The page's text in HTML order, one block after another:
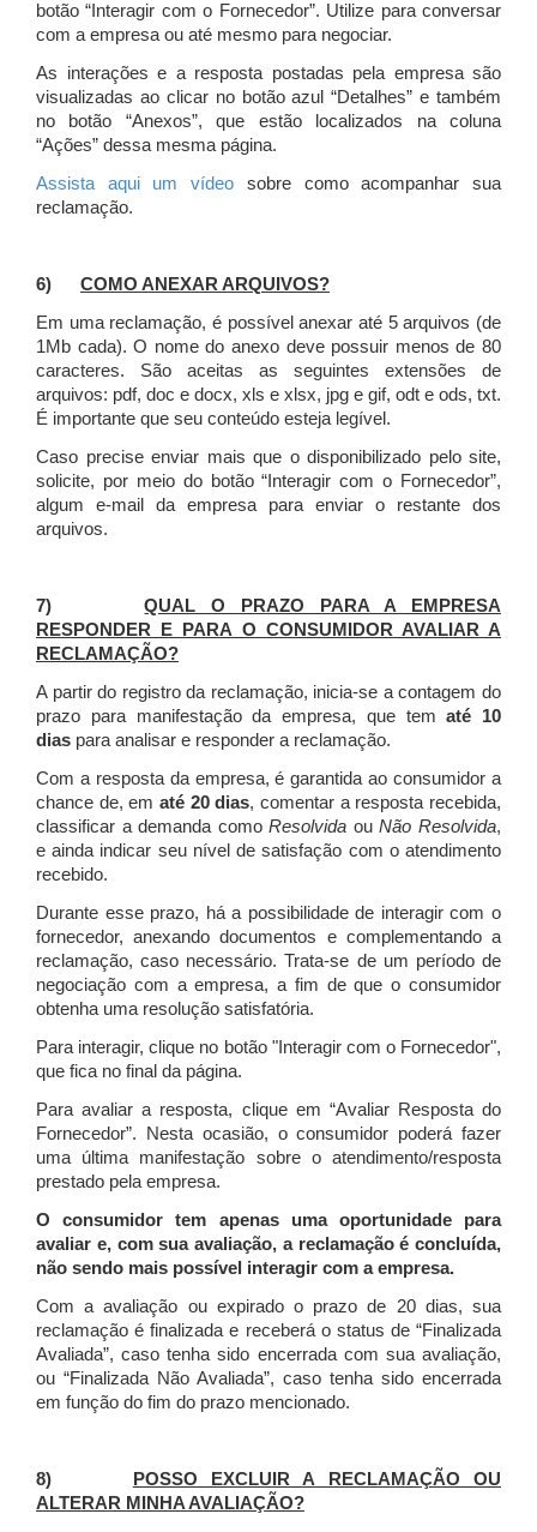
botão “Interagir com o Fornecedor”. Utilize para conversar
com a empresa ou até mesmo para negociar.
As interações e a resposta postadas pela empresa são
visualizadas ao clicar no botão azul “Detalhes” e também
no botão “Anexos”, que estão localizados na coluna
“Ações” dessa mesma página.
Assista aqui um vídeo sobre como acompanhar sua
reclamação.
6) COMO ANEXAR ARQUIVOS?
Em uma reclamação, é possível anexar até 5 arquivos (de
1Mb cada). O nome do anexo deve possuir menos de 80
caracteres. São aceitas as seguintes extensões de
arquivos: pdf, doc e docx, xls e xlsx, jpg e gif, odt e ods, txt.
É importante que seu conteúdo esteja legível.
Caso precise enviar mais que o disponibilizado pelo site,
solicite, por meio do botão “Interagir com o Fornecedor”,
algum e-mail da empresa para enviar o restante dos
arquivos.
7)QUAL O PRAZO PARA A EMPRESA
RESPONDER E PARA O CONSUMIDOR AVALIAR A
RECLAMAÇÃO?
A partir do registro da reclamação, inicia-se a contagem do
prazo para manifestação da empresa, que tematé 10
dias para analisar e responder a reclamação.
Com a resposta da empresa, é garantida ao consumidor a
chance de, em até 20 dias, comentar a resposta recebida,
classificar a demanda comoResolvida ouNão Resolvida,
e ainda indicar seu nível de satisfação com o atendimento
recebido.
Durante esse prazo, há a possibilidade de interagir com o
fornecedor, anexando documentos e complementando a
reclamação, caso necessário.Trata-se de um período de
negociação com a empresa, a fim de que o consumidor
obtenha uma resolução satisfatória.
Para interagir, clique no botão "Interagir com o Fornecedor",
que fica no final da página.
Para avaliar a resposta, clique em “Avaliar Resposta do
Fornecedor”. Nesta ocasião, o consumidor poderá fazer
uma última manifestação sobre o atendimento/resposta
prestado pela empresa.
O consumidor tem apenas uma oportunidade para
avaliar e, com sua avaliação, a reclamação é concluída,
não sendo mais possível interagir com a empresa.
Com a avaliação ou expirado o prazo de 20 dias, sua
reclamação é finalizada e receberá o status de “Finalizada
Avaliada”, caso tenha sido encerrada com sua avaliação,
ou “Finalizada Não Avaliada”, caso tenha sido encerrada
em função do fim do prazo mencionado.
8)
POSSO EXCLUIR A RECLAMAÇÃO OU
ALTERAR MINHA AVALIAÇÃO?